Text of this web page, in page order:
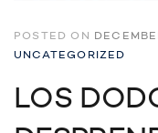
POSTED ON
UNCATEGORIZED
LOS